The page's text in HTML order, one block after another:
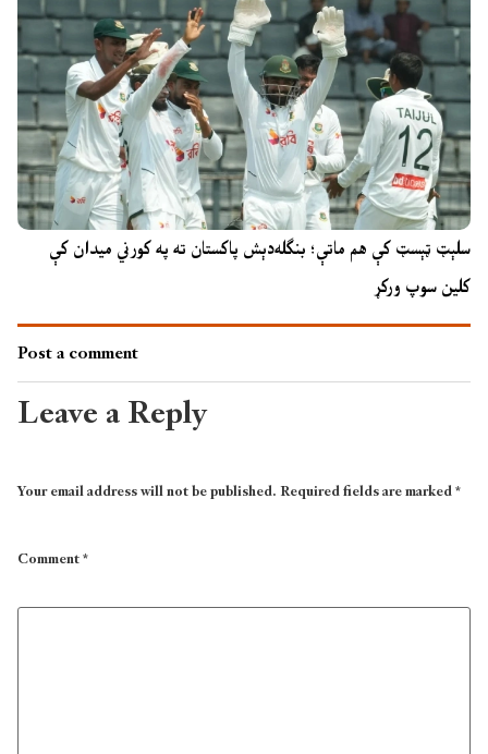
سلېټ ټېسټ کې هم ماتې؛ بنګله‌دېش پاکستان ته په کورني میدان کې
کلین سوپ ورکړ
Post a comment
Leave a Reply
Your email address will not be published.Required fields are marked*
Comment*